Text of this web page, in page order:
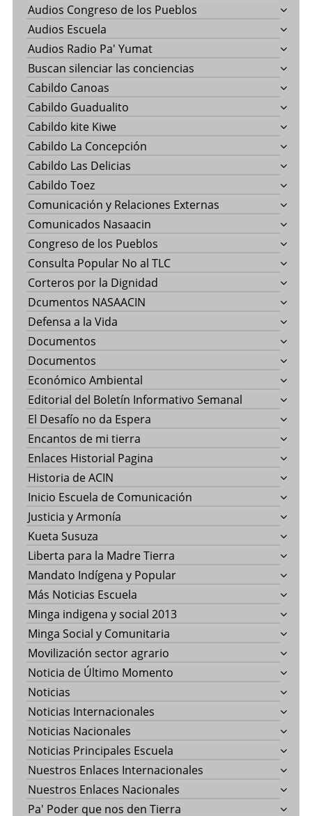
Audios Congreso de los Pueblos
Audios Escuela
Audios Radio Pa' Yumat
Buscan silenciar las conciencias
Cabildo Canoas
Cabildo Guadualito
Cabildo kite Kiwe
Cabildo La Concepción
Cabildo Las Delicias
Cabildo Toez
Comunicación y Relaciones Externas
Comunicados Nasaacin
Congreso de los Pueblos
Consulta Popular No al TLC
Corteros por la Dignidad
Dcumentos NASAACIN
Defensa a la Vida
Documentos
Documentos
Económico Ambiental
Editorial del Boletín Informativo Semanal
El Desafío no da Espera
Encantos de mi tierra
Enlaces Historial Pagina
Historia de ACIN
Inicio Escuela de Comunicación
Justicia y Armonía
Kueta Susuza
Liberta para la Madre Tierra
Mandato Indígena y Popular
Más Noticias Escuela
Minga indigena y social 2013
Minga Social y Comunitaria
Movilización sector agrario
Noticia de Último Momento
Noticias
Noticias Internacionales
Noticias Nacionales
Noticias Principales Escuela
Nuestros Enlaces Internacionales
Nuestros Enlaces Nacionales
Pa' Poder que nos den Tierra